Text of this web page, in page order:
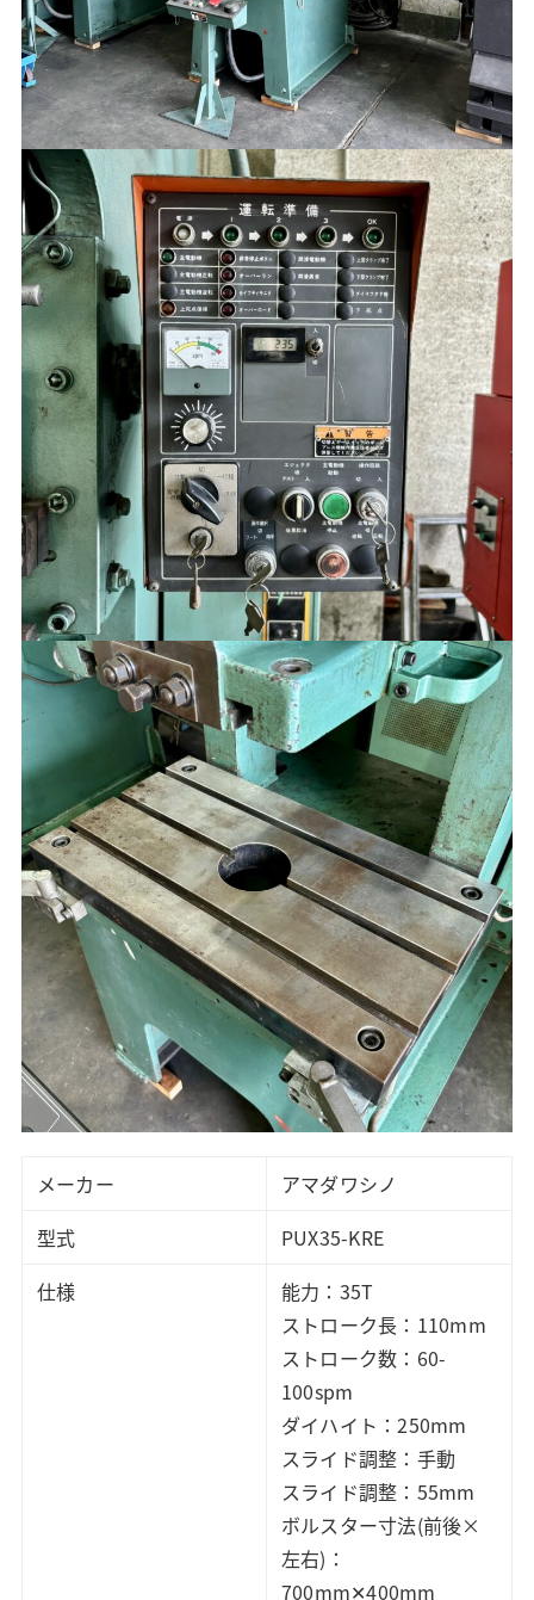
メーカー
アマダワシノ
型式
PUX35-KRE
仕様
能力：35T
ストローク長：110mm
ストローク数：60-
100spm
ダイハイト：250mm
スライド調整：手動
スライド調整：55mm
ボルスター寸法(前後×
左右)：
700mm✕400mm